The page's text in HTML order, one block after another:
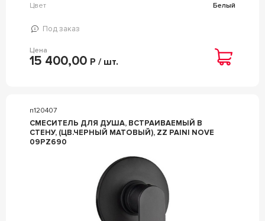
Цвет
Белый
Под заказ
Цена
15 400,00 Р / шт.
n120407
СМЕСИТЕЛЬ ДЛЯ ДУША, ВСТРАИВАЕМЫЙ В
СТЕНУ, (ЦВ.ЧЕРНЫЙ МАТОВЫЙ), ZZ PAINI NOVE
09PZ690